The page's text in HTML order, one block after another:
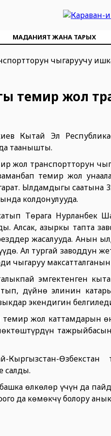
МАДАНИЯТ ЖАНА ТАРЫХ
жол
Кытай Эл
таанышты.
жол транспортторун
темир жол
Ылдамдыгы саатына
колдонулууда.
Төрага Нурланбек
Алсак, азыркы тапта
жасалууда. Анын
Ал тургай заводдун
чыгаруу
эмгектенген
дүйнө элинин
экендигин
жол каттамдарын
салды.
өлкөлөр үчүн да
да көмөкчү болору